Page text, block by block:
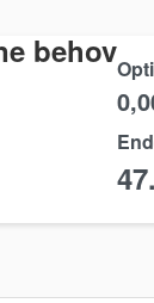
behov